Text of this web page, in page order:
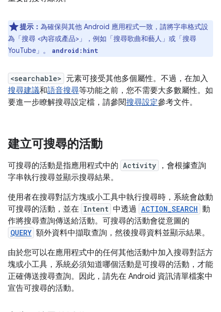
提示： 為確保與其他 Android 應用程式一致，請將字串格式設
為「搜尋 <內容或產品>」，例如「搜尋歌曲和藝人」或「搜尋
YouTube」。
android:hint
<searchable> 元素可接受其他多個屬性。不過，在加入
搜尋建議和語音搜尋等功能之前，您不需要大多數屬性。如
要進一步瞭解搜尋設定檔，請參閱搜尋設定參考文件。
建立可搜尋的活動
可搜尋的活動是指應用程式中的 Activity
，會根據查詢
字串執行搜尋並顯示搜尋結果。
使用者在搜尋對話方塊或小工具中執行搜尋時，系統會啟動
可搜尋的活動，並在 Intent 中透過 ACTION_SEARCH 動
作將搜尋查詢傳送給活動。可搜尋的活動會從意圖的
QUERY 額外資料中擷取查詢，然後搜尋資料並顯示結果。
由於您可以在應用程式中的任何其他活動中加入搜尋對話方
塊或小工具，系統必須知道哪個活動是可搜尋的活動，才能
正確傳送搜尋查詢。因此，請先在 Android 資訊清單檔案中
宣告可搜尋的活動。